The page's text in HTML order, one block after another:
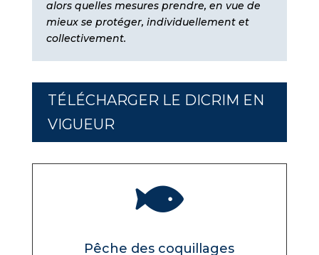
alors quelles mesures prendre, en vue de
mieux se protéger, individuellement et
collectivement.
TÉLÉCHARGER LE DICRIM EN
VIGUEUR

Pêche des coquillages